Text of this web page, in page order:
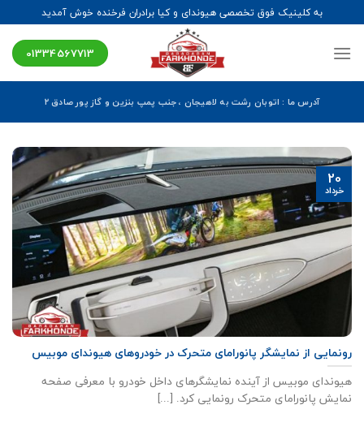
to
content
به کلینیک فوق تخصصی هیوندای و کیا برادران فرخنده خوش آمدید
01334567713
آدرس ما : اتوبان رشت به لاهیجان ، جنب پمپ بنزین و گاز پور صادق ۲
رونمایی از نمایشگر پانورامای متحرک در خودروهای هیوندای موبیس
هیوندای موبیس از آینده نمایشگرهای داخل خودرو با معرفی صفحه
نمایش پانورامای متحرک رونمایی کرد. [...]
20
خرداد